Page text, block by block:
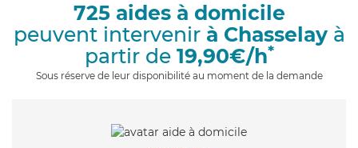
i
725 aides à domicile
peuvent intervenir à Chasselayà
partir de 19,90€/h*
Sous réserve de leur disponibilité au moment de la demande